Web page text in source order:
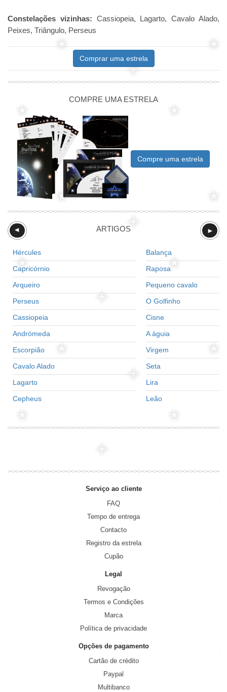
Constelações vizinhas: Cassiopeia, Lagarto, Cavalo Alado,
Peixes, Triângulo, Perseus
Comprar uma estrela
COMPRE UMA ESTRELA
Compre uma estrela
ARTIGOS ►
►
Hércules
Capricórnio
Arqueiro
Perseus
Cassiopeia
Andrómeda
Escorpião
Cavalo Alado
Lagarto
Cepheus
Balança
Raposa
Pequeno cavalo
O Golfinho
Cisne
A águia
Virgem
Seta
Lira
Leão
Serviço ao cliente
FAQ
Tempo de entrega
Contacto
Registro da estrela
Cupão
Legal
Revogação
Termos e Condições
Marca
Política de privacidade
Opções de pagamento
Cartão de crédito
Paypal
Multibanco